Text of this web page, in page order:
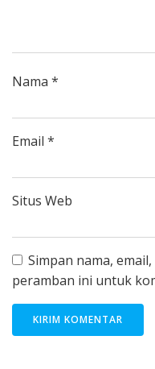
Nama *
Email *
Situs Web
Simpan nama,
peramban ini untuk